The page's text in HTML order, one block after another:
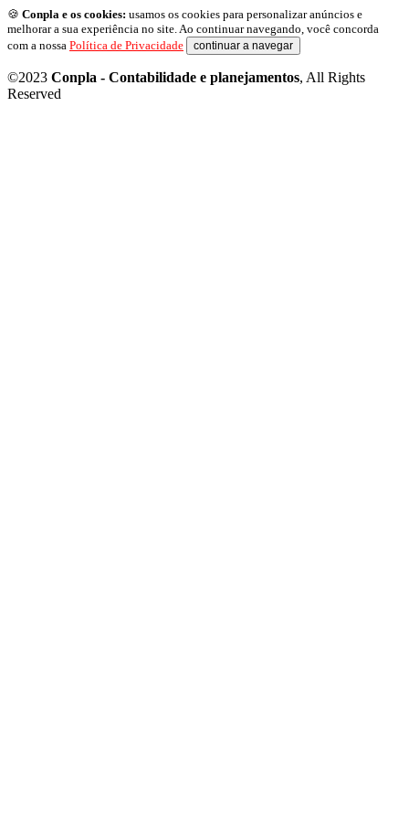
🍪 Conpla e os cookies: usamos os cookies para personalizar anúncios e
melhorar a sua experiência no site. Ao continuar navegando, você concorda
com a nossa Política de Privacidade continuar a navegar
©2023 Conpla - Contabilidade e planejamentos, All Rights
Reserved